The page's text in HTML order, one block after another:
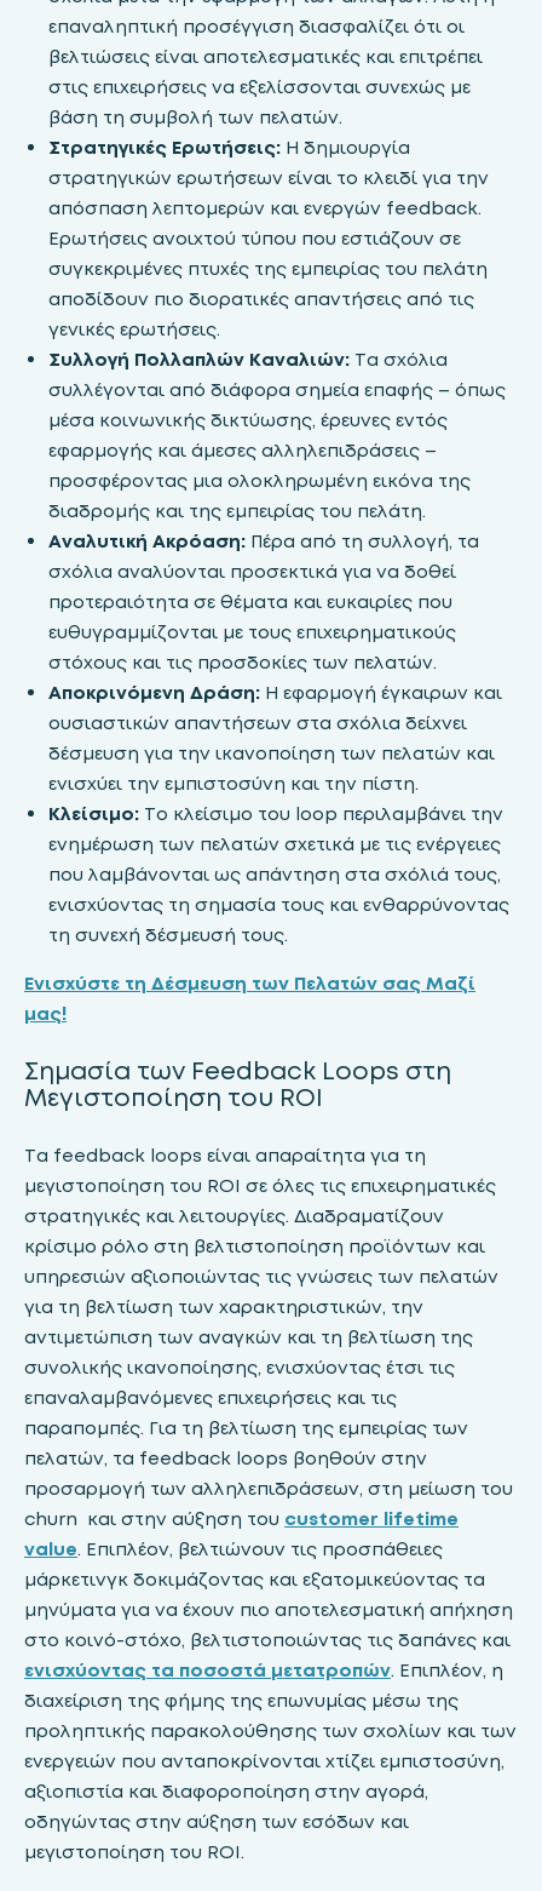
επαναληπτική προσέγγιση διασφαλίζει ότι οι
βελτιώσεις είναι αποτελεσματικές και επιτρέπει
στις επιχειρήσεις να εξελίσσονται συνεχώς με
βάση τη συμβολή των πελατών.
Στρατηγικές Eρωτήσεις: Η δημιουργία
στρατηγικών ερωτήσεων είναι το κλειδί για την
απόσπαση λεπτομερών και ενεργών feedback.
Ερωτήσεις ανοιχτού τύπου που εστιάζουν σε
συγκεκριμένες πτυχές της εμπειρίας του πελάτη
αποδίδουν πιο διορατικές απαντήσεις από τις
γενικές ερωτήσεις.
Συλλογή Πολλαπλών Καναλιών: Τα σχόλια
συλλέγονται από διάφορα σημεία επαφής – όπως
μέσα κοινωνικής δικτύωσης, έρευνες εντός
εφαρμογής και άμεσες αλληλεπιδράσεις –
προσφέροντας μια ολοκληρωμένη εικόνα της
διαδρομής και της εμπειρίας του πελάτη.
Αναλυτική Ακρόαση: Πέρα από τη συλλογή, τα
σχόλια αναλύονται προσεκτικά για να δοθεί
προτεραιότητα σε θέματα και ευκαιρίες που
ευθυγραμμίζονται με τους επιχειρηματικούς
στόχους και τις προσδοκίες των πελατών.
Αποκρινόμενη Δράση: Η εφαρμογή έγκαιρων και
ουσιαστικών απαντήσεων στα σχόλια δείχνει
δέσμευση για την ικανοποίηση των πελατών και
ενισχύει την εμπιστοσύνη και την πίστη.
Κλείσιμο: Το κλείσιμο του loop περιλαμβάνει την
ενημέρωση των πελατών σχετικά με τις ενέργειες
που λαμβάνονται ως απάντηση στα σχόλιά τους,
ενισχύοντας τη σημασία τους και ενθαρρύνοντας
τη συνεχή δέσμευσή τους.
Ενισχύστε τη Δέσμευση των Πελατών σας Μαζί
μας!
Σημασία των Feedback Loops στη
Μεγιστοποίηση του ROI
Τα feedback loops είναι απαραίτητα για τη
μεγιστοποίηση του ROI σε όλες τις επιχειρηματικές
στρατηγικές και λειτουργίες. Διαδραματίζουν
κρίσιμο ρόλο στη βελτιστοποίηση προϊόντων και
υπηρεσιών αξιοποιώντας τις γνώσεις των πελατών
για τη βελτίωση των χαρακτηριστικών, την
αντιμετώπιση των αναγκών και τη βελτίωση της
συνολικής ικανοποίησης, ενισχύοντας έτσι τις
επαναλαμβανόμενες επιχειρήσεις και τις
παραπομπές. Για τη βελτίωση της εμπειρίας των
πελατών, τα feedback loops βοηθούν στην
προσαρμογή των αλληλεπιδράσεων, στη μείωση του
churn και στην αύξηση του customer lifetime
value. Επιπλέον, βελτιώνουν τις προσπάθειες
μάρκετινγκ δοκιμάζοντας και εξατομικεύοντας τα
μηνύματα για να έχουν πιο αποτελεσματική απήχηση
στο κοινό-στόχο, βελτιστοποιώντας τις δαπάνες και
ενισχύοντας τα ποσοστά μετατροπών. Επιπλέον, η
διαχείριση της φήμης της επωνυμίας μέσω της
προληπτικής παρακολούθησης των σχολίων και των
ενεργειών που ανταποκρίνονται χτίζει εμπιστοσύνη,
αξιοπιστία και διαφοροποίηση στην αγορά,
οδηγώντας στην αύξηση των εσόδων και
μεγιστοποίηση του ROI.